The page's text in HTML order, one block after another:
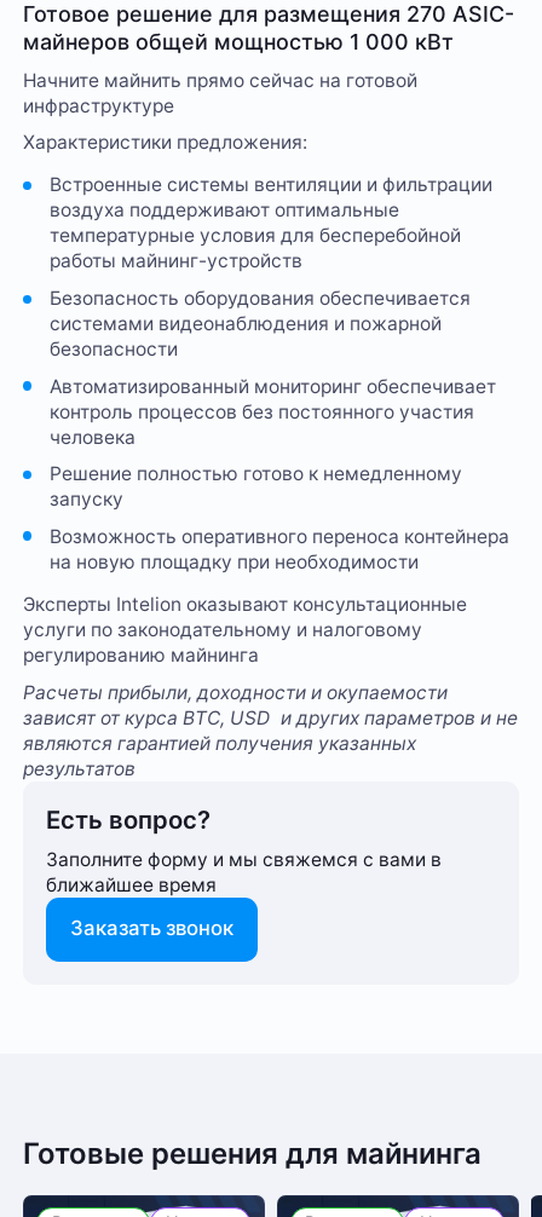
Готовое решение для размещения 270 ASIC-
майнеров общей мощностью 1 000 кВт
Начните майнить прямо сейчас на готовой
инфраструктуре
Характеристики предложения:
Встроенные системы вентиляции и фильтрации
воздуха поддерживают оптимальные
температурные условия для бесперебойной
работы майнинг-устройств
Безопасность оборудования обеспечивается
системами видеонаблюдения и пожарной
безопасности
Автоматизированный мониторинг обеспечивает
контроль процессов без постоянного участия
человека
Решение полностью готово к немедленному
запуску
Возможность оперативного переноса контейнера
на новую площадку при необходимости
Эксперты Intelion оказывают консультационные
услуги по законодательному и налоговому
регулированию майнинга
Расчеты прибыли, доходности и окупаемости
зависят от курса BTC, USD и других параметров и не
являются гарантией получения указанных
результатов
Есть вопрос?
Заполните форму и мы свяжемся с вами в
ближайшее время
Заказать звонок
Гарантия
6 месяцев
Футовка
40
Желаете оставить отзыв?
Нам важно знать ваше мнение о популярном
свяжется менеджер для уточнения деталей
доставки или размещения в одном из наших дата-
центров
Готовые решения для майнинга